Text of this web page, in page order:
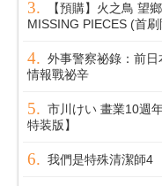
【預購】火之鳥 望
MISSING PIECES (首
外事警察祕錄：前
情報戰祕辛
市川けい 畫業10週
特装版】
我們是特殊清潔師4